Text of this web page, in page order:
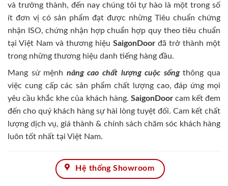
và trưởng thành, đến nay chúng tôi tự hào là một trong số
ít đơn vị có sản phẩm đạt được những Tiêu chuẩn chứng
nhận ISO, chứng nhận hợp chuẩn hợp quy theo tiêu chuẩn
tại Việt Nam và thương hiệu SaigonDoor đã trở thành một
trong những thương hiệu danh tiếng hàng đầu.
Mang sứ mệnh nâng cao chất lượng cuộc sốngthông qua
việc cung cấp các sản phẩm chất lượng cao, đáp ứng mọi
yêu cầu khắc khe của khách hàng. SaigonDoorcam kết đem
đến cho quý khách hàng sự hài lòng tuyệt đối. Cam kết chất
lượng dịch vụ, giá thành & chính sách chăm sóc khách hàng
luôn tốt nhất tại Việt Nam.
Hệ thống Showroom